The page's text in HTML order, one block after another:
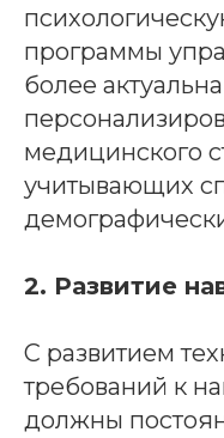
программы
более
медицинского
учитывающих
2. Развитие
С развитием
требований к
должны